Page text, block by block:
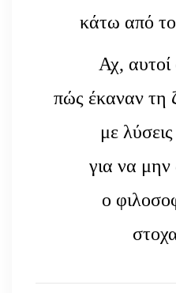
κάτω από
Αχ, αυτοί
πώς έκαναν τη
με
για να μην
ο